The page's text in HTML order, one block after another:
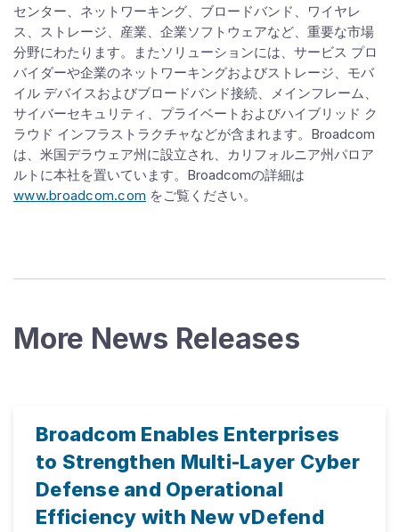
センター、ネットワーキング、ブロードバンド、ワイヤレ
ス、ストレージ、産業、企業ソフトウェアなど、重要な市場
分野にわたります。またソリューションには、サービス プロ
バイダーや企業のネットワーキングおよびストレージ、モバ
イル デバイスおよびブロードバンド接続、メインフレーム、
サイバーセキュリティ、プライベートおよびハイブリッド ク
ラウド インフラストラクチャなどが含まれます。Broadcom
は、米国デラウェア州に設立され、カリフォルニア州パロア
ルトに本社を置いています。Broadcomの詳細は
www.broadcom.com をご覧ください。
More News Releases
Broadcom Enables Enterprises
to Strengthen Multi-Layer Cyber
Defense and Operational
Efficiency with New vDefend